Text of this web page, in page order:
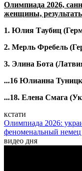
Олимпиада 2026,
женщины, результаты
1. Юлия Таубиц
2. Мерль Фребель
3. Элина Бота
...16 Юлианна
...18. Елена Смага
кстати
Олимпиада 2026:
феноменальный немец
видео дня